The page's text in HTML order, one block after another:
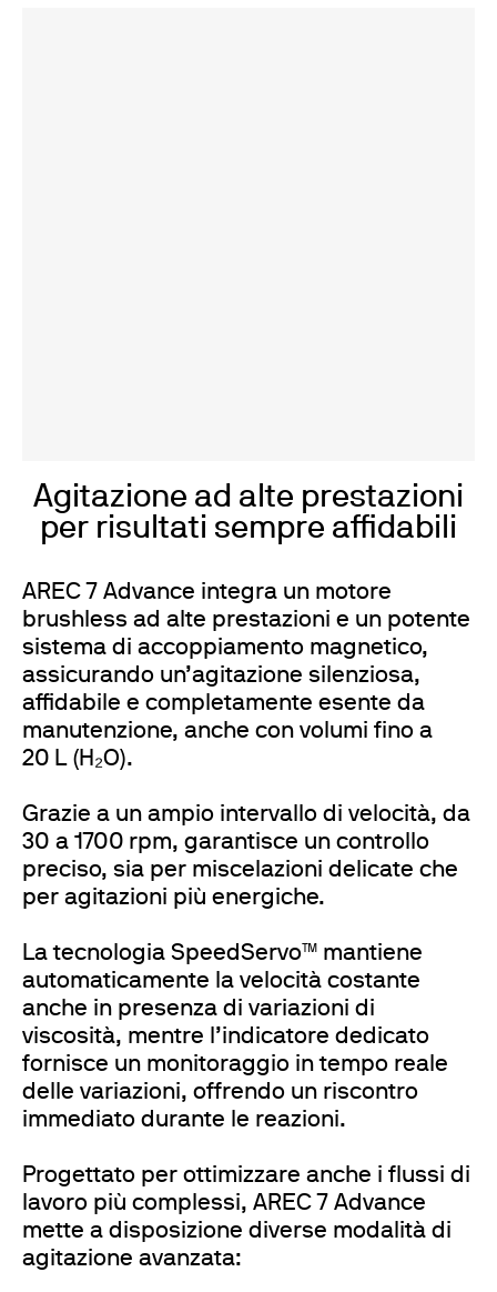
Agitazione ad alte prestazioni
per risultati sempre affidabili
AREC 7 Advance integra un motore
brushless ad alte prestazioni e un potente
sistema di accoppiamento magnetico,
assicurando un’agitazione silenziosa,
affidabile e completamente esente da
manutenzione, anche con volumi fino a
20 L (H₂O).
Grazie a un ampio intervallo di velocità, da
30 a 1700 rpm, garantisce un controllo
preciso, sia per miscelazioni delicate che
per agitazioni più energiche.
La tecnologia SpeedServo™ mantiene
automaticamente la velocità costante
anche in presenza di variazioni di
viscosità, mentre l’indicatore dedicato
fornisce un monitoraggio in tempo reale
delle variazioni, offrendo un riscontro
immediato durante le reazioni.
Progettato per ottimizzare anche i flussi di
lavoro più complessi, AREC 7 Advance
mette a disposizione diverse modalità di
agitazione avanzata: